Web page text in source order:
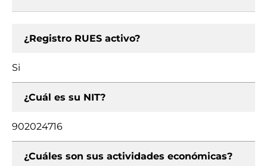
¿Registro RUES activo?
Si
¿Cuál es su NIT?
902024716
¿Cuáles son sus actividades económicas?